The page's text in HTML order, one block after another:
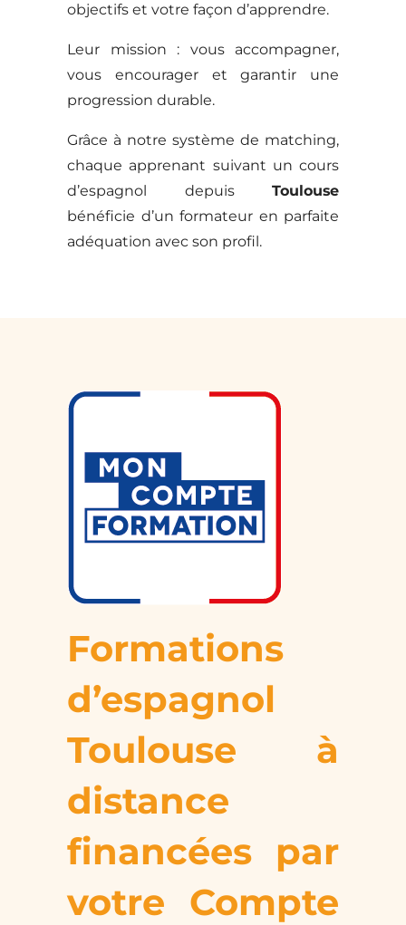
objectifs et votre façon d’apprendre.
Leur mission : vous accompagner,
vous encourager et garantir une
progression durable.
Grâce à notre système de matching,
chaque apprenant suivant un cours
d’espagnol depuis Toulouse
bénéficie d’un formateur en parfaite
adéquation avec son profil.
Formations
d’espagnol
Toulouse à
distance
financées par
votre Compte